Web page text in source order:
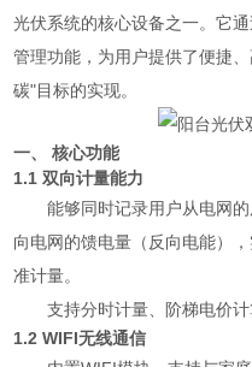
光伏系统的核心设备之一。它
管理功能，为用户提供了便捷
碳"目标的实现。
一、 核心功能
1.1 双向计量能力
能够同时记录用户从电网
向电网的馈电量（反向电能）
准计量。
支持分时计量、阶梯电价
1.2 WIFI无线通信